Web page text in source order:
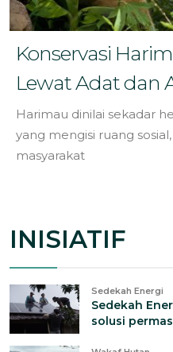
Konservasi
Lewat Adat dan
Harimau dinilai sekadar
yang mengisi ruang
masyarakat
INISIATIF
Sedekah Energi
Sedekah
solusi